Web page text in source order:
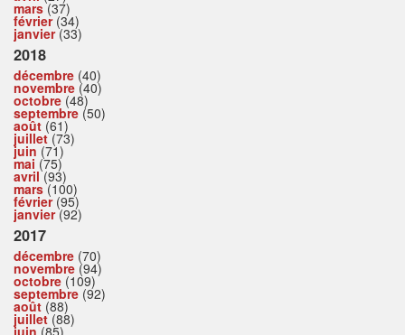
mars(37)
février(34)
janvier(33)
2018
décembre (40)
novembre (40)
octobre (48)
septembre (50)
août (61)
juillet(73)
juin (71)
mai (75)
avril(93)
mars(100)
février(95)
janvier(92)
2017
décembre (70)
novembre (94)
octobre (109)
septembre (92)
août (88)
juillet(88)